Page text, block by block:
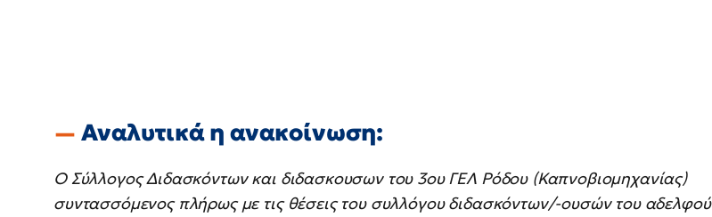
Αναλυτικά η ανακοίνωση:
Ο Σύλλογος Διδασκόντων και διδασκουσων του 3ου ΓΕΛ Ρόδου (Καπνοβιομηχανίας)
συντασσόμενος πλήρως με τις θέσεις του συλλόγου διδασκόντων/-ουσών του αδελφού